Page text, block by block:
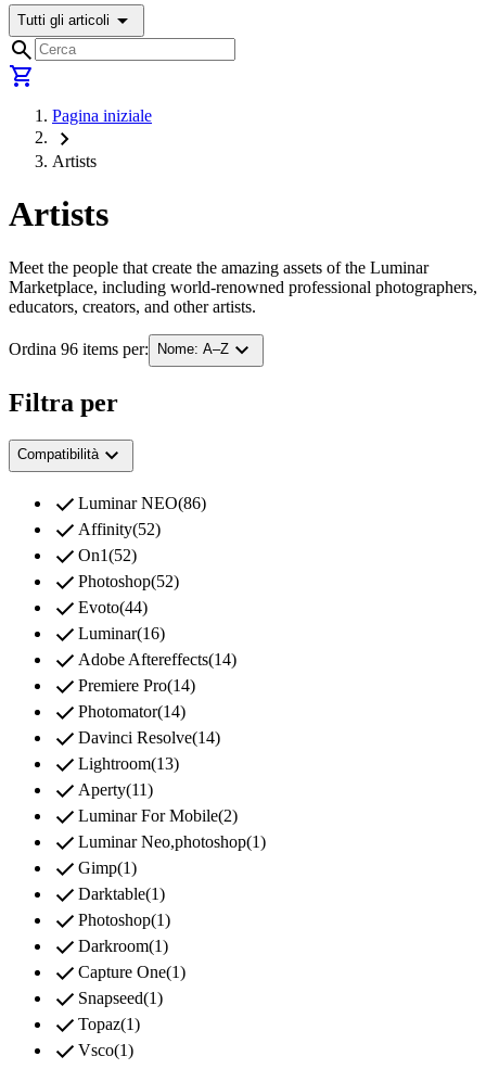
Tutti gli articoli arrow_drop_down
search
shopping_cart
Pagina iniziale
chevron_right
Artists
Artists
Meet the people that create the amazing assets of the Luminar
Marketplace, including world-renowned professional photographers,
educators, creators, and other artists.
Ordina 96 items per: Nome: A–Z expand_more
Filtra per
Compatibilitàexpand_more
check Luminar NEO(86)
check Affinity(52)
check On1(52)
check Photoshop(52)
check Evoto(44)
check Luminar(16)
check Adobe Aftereffects(14)
check Premiere Pro(14)
check Photomator(14)
check Davinci Resolve(14)
check Lightroom(13)
check Aperty(11)
check Luminar For Mobile(2)
check Luminar Neo,photoshop(1)
check Gimp(1)
check Darktable(1)
check Photoshop(1)
check Darkroom(1)
check Capture One(1)
check Snapseed(1)
check Topaz(1)
check Vsco(1)